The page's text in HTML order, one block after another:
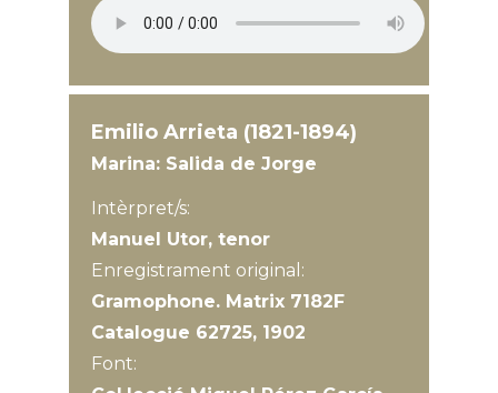
Emilio Arrieta (1821-1894)
Marina: Salida de Jorge
Intèrpret/s:
Manuel Utor, tenor
Enregistrament original:
Gramophone. Matrix 7182F
Catalogue 62725, 1902
Font: